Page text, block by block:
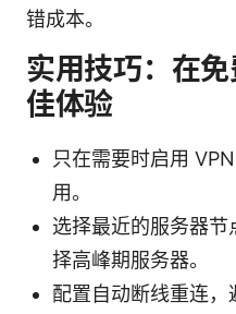
错成本。
实用技巧：在
佳体验
只在需要时启用
用。
选择最近的服务器
择高峰期服务器。
配置自动断线重连